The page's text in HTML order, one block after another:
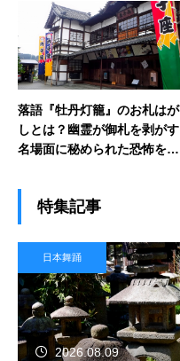
落語『牡丹灯籠』のお札はが
しとは？幽霊が御札を剥がす
名場面に秘められた恐怖を解
特集記事
日本舞踊
2026.08.09